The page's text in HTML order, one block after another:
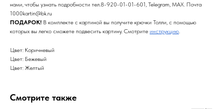
нами, чтобы узнать подробности тел.8-920-01-01-601, Telegram, MAX. Почта
1000kartin@bk.ru
ПОДАРОК! В комплекте с картиной вы получите крючки Толли, с помощью
которых вы легко сможете подвесить картину. Смотрите инструкцию.
Цвет: Коричневый
Цвет: Бежевый
Цвет: Желтый
Смотрите также